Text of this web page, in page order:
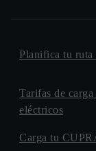
Planifica tu ruta
Tarifas de
eléctricos
Carga tu